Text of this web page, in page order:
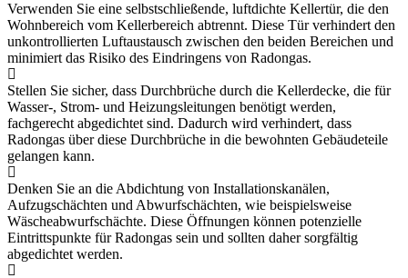
Verwenden Sie eine selbstschließende, luftdichte Kellertür, die den
Wohnbereich vom Kellerbereich abtrennt. Diese Tür verhindert den
unkontrollierten Luftaustausch zwischen den beiden Bereichen und
minimiert das Risiko des Eindringens von Radongas.
Stellen Sie sicher, dass Durchbrüche durch die Kellerdecke, die für
Wasser-, Strom- und Heizungsleitungen benötigt werden,
fachgerecht abgedichtet sind. Dadurch wird verhindert, dass
Radongas über diese Durchbrüche in die bewohnten Gebäudeteile
gelangen kann.
Denken Sie an die Abdichtung von Installationskanälen,
Aufzugschächten und Abwurfschächten, wie beispielsweise
Wäscheabwurfschächte. Diese Öffnungen können potenzielle
Eintrittspunkte für Radongas sein und sollten daher sorgfältig
abgedichtet werden.